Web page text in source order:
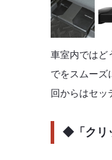
車室内ではど
でをスムーズ
回からはセッ
◆「クリ